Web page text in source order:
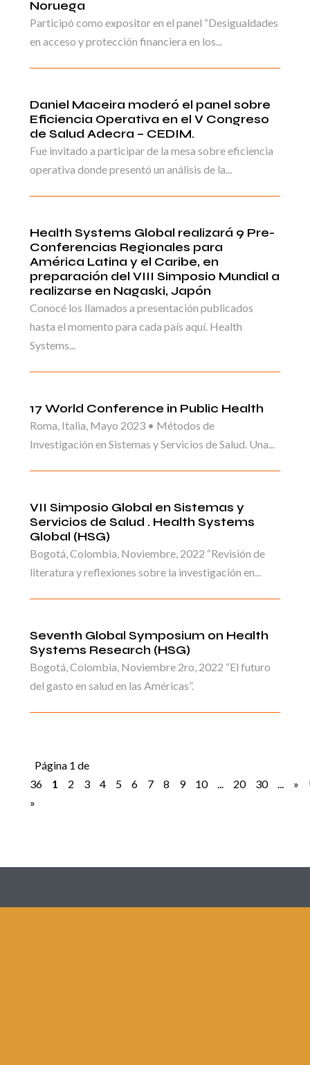
Noruega
Participó como expositor en el panel “Desigualdades
en acceso y protección financiera en los...
Daniel Maceira moderó el panel sobre
Eficiencia Operativa en el V Congreso
de Salud Adecra – CEDIM.
Fue invitado a participar de la mesa sobre eficiencia
operativa donde presentó un análisis de la...
Health Systems Global realizará 9 Pre-
Conferencias Regionales para
América Latina y el Caribe, en
preparación del VIII Simposio Mundial a
realizarse en Nagaski, Japón
Conocé los llamados a presentación publicados
hasta el momento para cada país aquí. Health
Systems...
17 World Conference in Public Health
Roma, Italia, Mayo 2023 • Métodos de
Investigación en Sistemas y Servicios de Salud. Una...
VII Simposio Global en Sistemas y
Servicios de Salud . Health Systems
Global (HSG)
Bogotá, Colombia, Noviembre, 2022 “Revisión de
literatura y reflexiones sobre la investigación en...
Seventh Global Symposium on Health
Systems Research (HSG)
Bogotá, Colombia, Noviembre 2ro, 2022 “El futuro
del gasto en salud en las Américas”.
Página 1 de
36
1 2 3 4 5 6 7 8 9 10 20 30 »
»